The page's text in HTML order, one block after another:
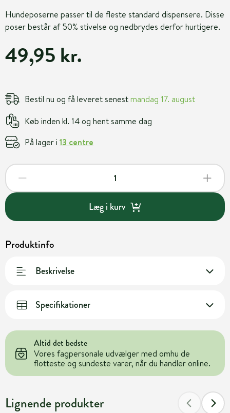
Hundeposerne passer til de fleste standard dispensere. Disse
poser består af 50% stivelse og nedbrydes derfor hurtigere.
49,95 kr.
Bestil nu og få leveret senestmandag 17. august
Køb inden kl. 14 og hent samme dag
På lager i 13 centre
Læg i kurv
Produktinfo
Beskrivelse
Specifikationer
Altid det bedste
Vores fagpersonale udvælger med omhu de
flotteste og sundeste varer, når du handler online.
Lignende produkter